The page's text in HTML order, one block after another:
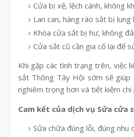
Cửa bị xệ, lệch cánh, không
Lan can, hàng rào sắt bị
Khóa cửa sắt bị hư, không
Cửa sắt cũ cần gia cố lại để
Khi gặp các tình trạng trên, việc
sắt Thông Tây Hội sớm sẽ giúp
nghiêm trọng hơn và tiết kiệm chi
Cam kết của dịch vụ Sửa cửa
Sửa chữa đúng lỗi, đúng nhu